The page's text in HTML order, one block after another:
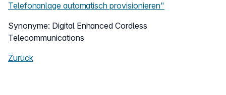
Telefonanlage automatisch provisionieren"
Synonyme: Digital Enhanced Cordless
Telecommunications
Zurück